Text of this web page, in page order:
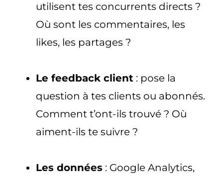
utilisent tes concurrents directs ?
Où sont les commentaires, les
likes, les partages ?
Le feedback client : pose la
question à tes clients ou abonnés.
Comment t’ont-ils trouvé ? Où
aiment-ils te suivre ?
Les données : Google Analytics,